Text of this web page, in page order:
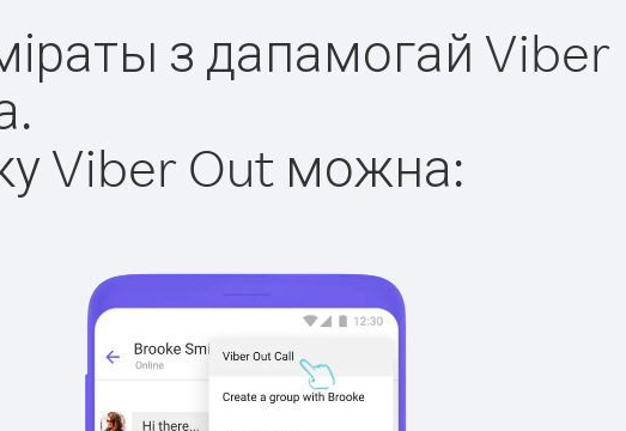
з дапамогай Viber
Viber Out можна: